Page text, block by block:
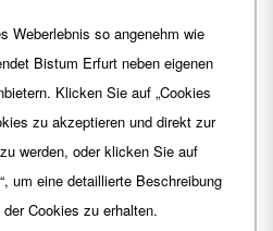
Weberlebnis so angenehm wie
Bistum Erfurt neben eigenen
Klicken Sie auf „Cookies
zu akzeptieren und direkt zur
werden, oder klicken Sie auf
um eine detaillierte Beschreibung
Cookies zu erhalten.